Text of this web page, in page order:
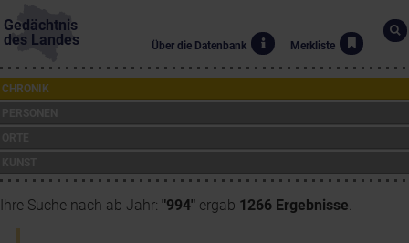
Gedächtnis
des Landes
Über die Datenbank Merkliste
CHRONIK
Ihre Suche nach ab Jahr: "994" ergab 1266 Ergebnisse.